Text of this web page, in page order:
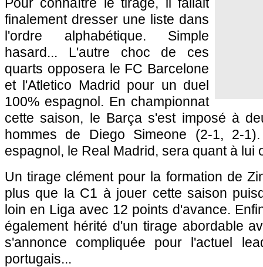
finalement dresser une liste dans
l'ordre alphabétique. Simple
hasard... L'autre choc de ces
quarts opposera le FC Barcelone
et l'Atletico Madrid pour un duel
100% espagnol. En championnat
cette saison, le Barça s'est imposé à
hommes de Diego Simeone (2-1, 2-
espagnol, le Real Madrid, sera quant à lui
Un tirage clément pour la formation de
plus que la C1 à jouer cette saison
loin en Liga avec 12 points d'avance.
également hérité d'un tirage abordable
s'annonce compliquée pour l'actuel
portugais...